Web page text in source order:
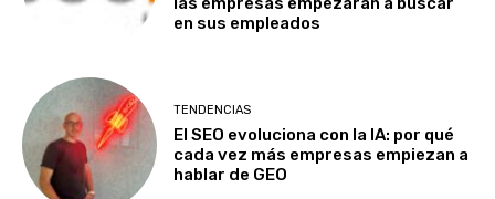
en sus empleados
TENDENCIAS
El SEO evoluciona con la IA: por qué
cada vez más empresas empiezan a
hablar de GEO